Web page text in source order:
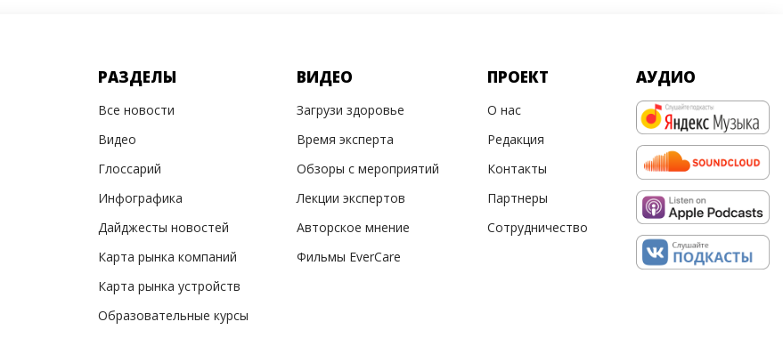
РАЗДЕЛЫ
Все новости
Видео
Глоссарий
Инфографика
Дайджесты новостей
Карта рынка компаний
Карта рынка устройств
Образовательные курсы
ВИДЕО
Загрузи здоровье
Время эксперта
Обзоры с мероприятий
Лекции экспертов
Авторское мнение
Фильмы EverCare
ПРОЕКТ
О нас
Редакция
Контакты
Партнеры
Сотрудничество
АУДИО